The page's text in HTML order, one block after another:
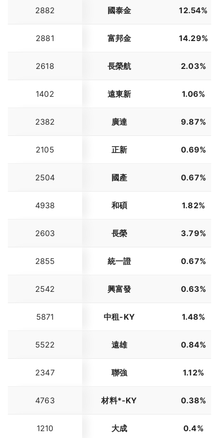
2882 國泰金 12.54%
2881 富邦金 14.29%
2618 長榮航 2.03%
1402 遠東新 1.06%
2382 廣達 9.87%
2105 正新 0.69%
2504 國產 0.67%
4938 和碩 1.82%
2603 長榮 3.79%
2855 統一證 0.67%
2542 興富發 0.63%
5871 中租-KY 1.48%
5522 遠雄 0.84%
2347 聯強 1.12%
4763 材料*-KY 0.38%
1210 大成 0.4%